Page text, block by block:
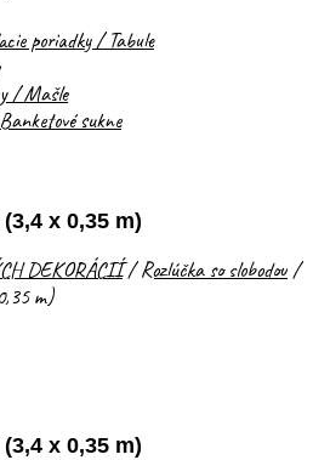
poriadky / Tabule
/ Mašle
sukne
x 0,35 m)
DEKORÁCIÍ/Rozlúčka so slobodou /
m)
x 0,35 m)